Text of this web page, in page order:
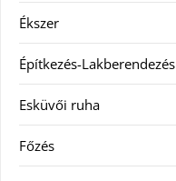
Ékszer
Építkezés-Lakberendezés
Esküvői ruha
Főzés